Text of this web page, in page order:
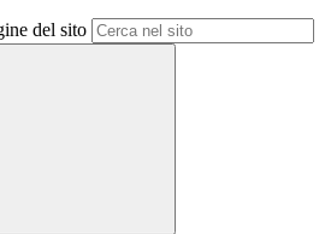
del sito